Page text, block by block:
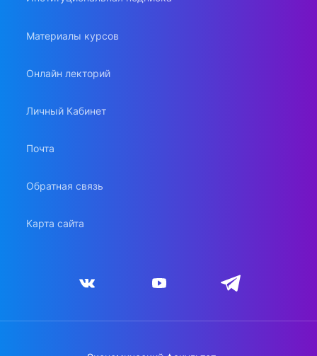
Материалы курсов
Онлайн лекторий
Личный Кабинет
Почта
Обратная связь
Карта сайта